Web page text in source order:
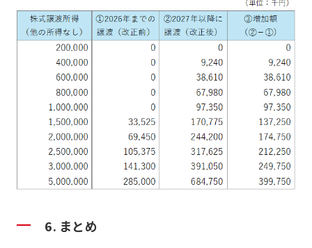
6. まとめ